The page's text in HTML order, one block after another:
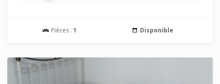
Pièces : 1 Disponible